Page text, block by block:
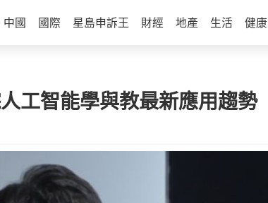
中國 國際 星島申訴王 財經 地產 生活 健康
工智能學與教最新應用趨勢